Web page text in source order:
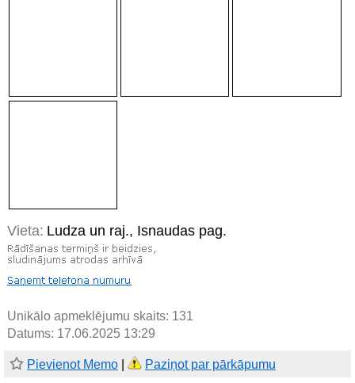
Vieta: Ludza un raj., Isnaudas pag.
Unikālo apmeklējumu skaits: 131
Datums: 17.06.2025 13:29
Pievienot Memo Paziņot par pārkāpumu